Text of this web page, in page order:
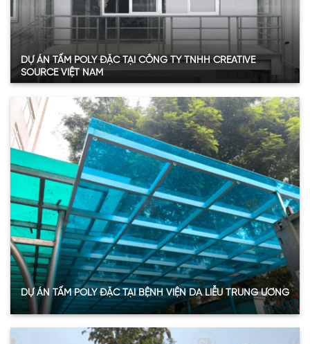
DỰ ÁN TẤM POLY ĐẶC TẠI CÔNG TY TNHH CREATIVE
SOURCE VIỆT NAM
Hạng mục:
Tấm Poly đặc ruột
Sản phẩm:Tấm poly đặc ruột 3mm
Thông số: Dày 3mm – màu trắng trong
Năm:2024
Xem thêm
DỰ ÁN TẤM POLY ĐẶC TẠI BỆNH VIỆN DA LIỄU TRUNG ƯƠNG
Tấm nhựa lấy sáng